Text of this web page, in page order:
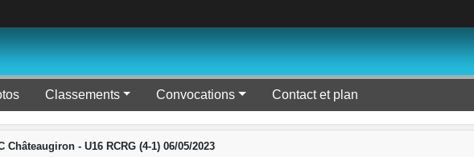
Classements Convocations Contact et plan
Châteaugiron - U16 RCRG (4-1) 06/05/2023